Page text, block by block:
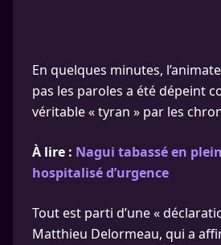
En quelques minutes,
pas les paroles a été dépeint
véritable « tyran » par les
À lire : Nagui tabassé en
hospitalisé d’urgence
Tout est parti d’une «
Matthieu Delormeau, qui a